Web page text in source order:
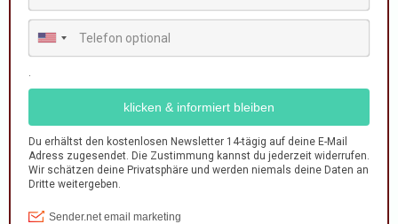
zum Newsletter
in 15 Minuten zum Stärkenergebnis
8 Stärken im Ergebnis
Bedürfnisse jeder Stärke on Top